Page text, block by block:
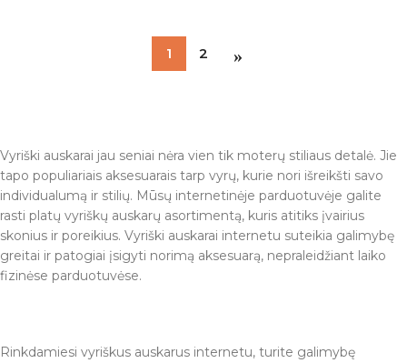
1 2
Vyriški auskarai jau seniai nėra vien tik moterų stiliaus detalė. Jie
tapo populiariais aksesuarais tarp vyrų, kurie nori išreikšti savo
individualumą ir stilių. Mūsų internetinėje parduotuvėje galite
rasti platų vyriškų auskarų asortimentą, kuris atitiks įvairius
skonius ir poreikius. Vyriški auskarai internetu suteikia galimybę
greitai ir patogiai įsigyti norimą aksesuarą, nepraleidžiant laiko
fizinėse parduotuvėse.
Rinkdamiesi vyriškus auskarus internetu, turite galimybę